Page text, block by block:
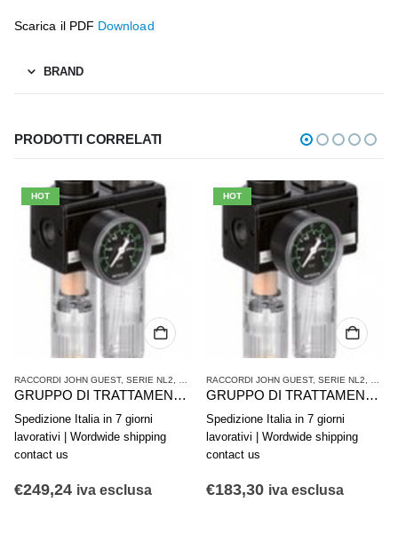
Scarica il PDF Download
BRAND
PRODOTTI CORRELATI
,TRATTAMENTO ARIA COMPRESSA
GRUPPO DI TRATTAMENTO ARIA IN 2 PARTI AVENTICS SERIE NL4-ACD 0821300504
HOT
RACCORDI JOHN GUEST,SERIE NL2 ,TRATTAMENTO ARIA COMPRESSA
GRUPPO DI TRATTAMENTO ARIA IN 2 PARTI AVENTICS SERIE NL4-ACD 0821300500
Spedizione Italia in 7 giorni
lavorativi | Wordwide shipping
contact us
€183,30 iva esclusa
HOT
RACCORDI JOHN GUEST,SERIE NL2
Spedizione Italia in 7 giorni
lavorativi | Wordwide shipping
contact us
€234,71 iva esclusa